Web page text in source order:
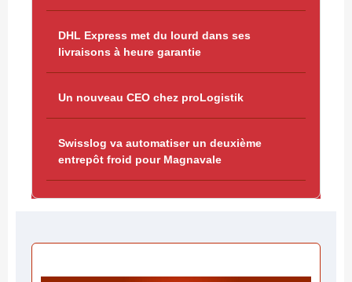
DHL Express met du lourd dans ses
livraisons à heure garantie
Un nouveau CEO chez proLogistik
Swisslog va automatiser un deuxième
entrepôt froid pour Magnavale